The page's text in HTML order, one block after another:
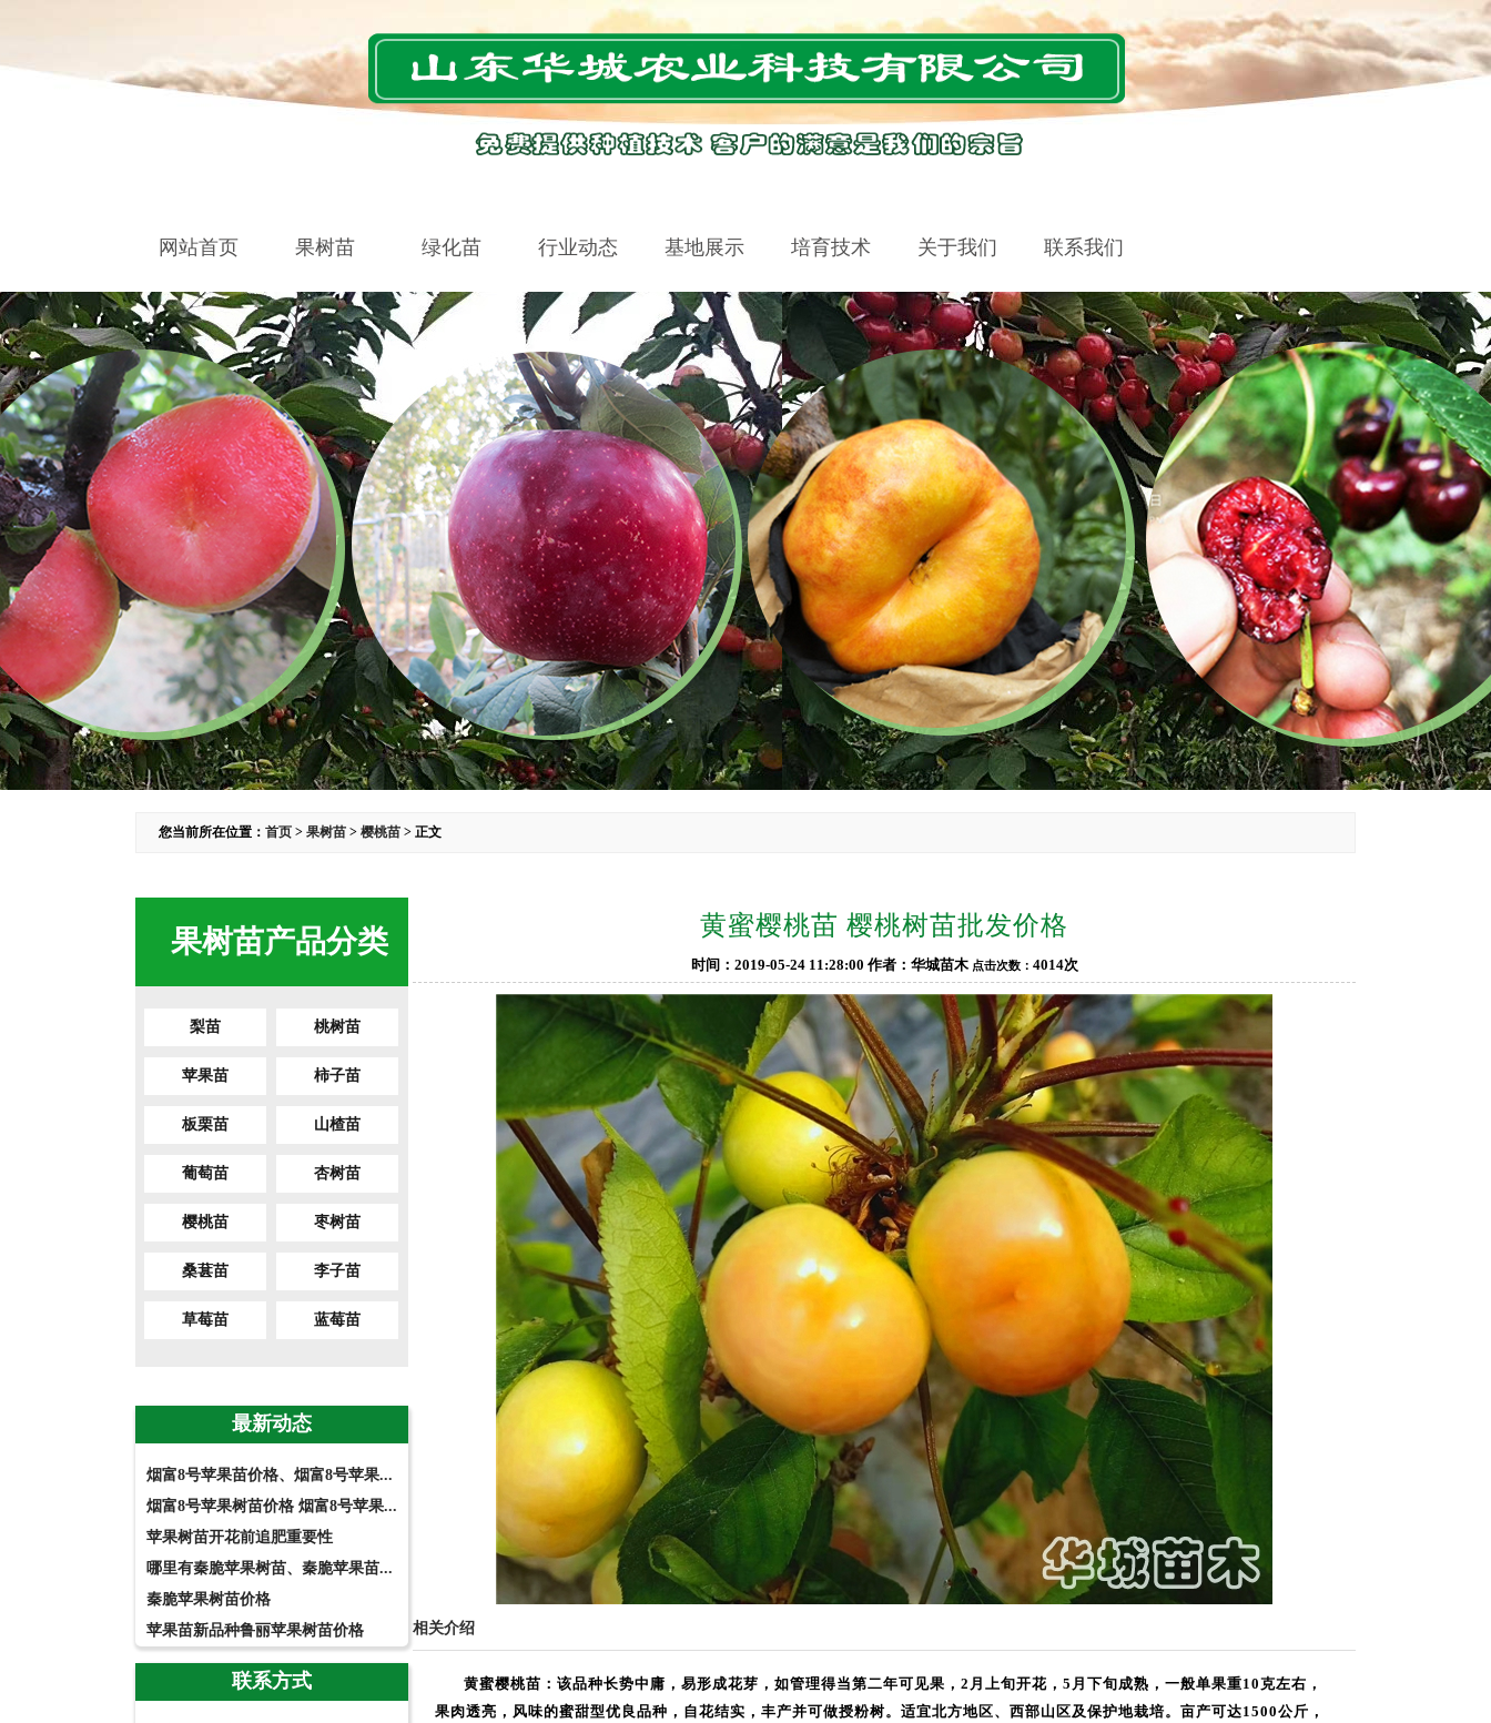
网站首页 果树苗 绿化苗 行业动态 基地展示 培育技术 关于我们 联系我们
您当前所在位置： 首页 > 果树苗 > 樱桃苗 > 正文
果树苗产品分类
梨苗 桃树苗
苹果苗 柿子苗
板栗苗 山楂苗
葡萄苗 杏树苗
樱桃苗 枣树苗
桑葚苗 李子苗
草莓苗 蓝莓苗
最新动态
烟富8号苹果苗价格、烟富8号苹果...
烟富8号苹果树苗价格 烟富8号苹果...
苹果树苗开花前追肥重要性
哪里有秦脆苹果树苗、秦脆苹果苗...
秦脆苹果树苗价格
苹果苗新品种鲁丽苹果树苗价格
联系方式
黄蜜樱桃苗 樱桃树苗批发价格
时间：2019-05-24 11:28:00 作者：华城苗木 点击次数： 4014次
相关介绍
黄蜜樱桃苗：该品种长势中庸，易形成花芽，如管理得当第二年可见果，2月上旬开花，5月下旬成熟，一般单果重10克左右，
果肉透亮，风味的蜜甜型优良品种，自花结实，丰产并可做授粉树。适宜北方地区、西部山区及保护地栽培。亩产可达1500公斤，